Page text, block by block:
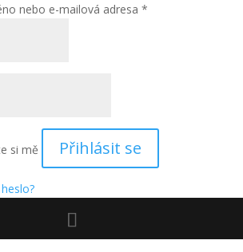
nebo e-mailová adresa *Povinné
si mě Přihlásit se